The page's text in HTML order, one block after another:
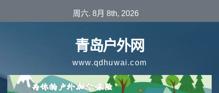
至
周六. 8月 8th, 2026
青岛户外网
www.qdhuwai.com